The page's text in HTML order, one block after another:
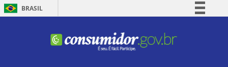
BRASIL
Comunica BR